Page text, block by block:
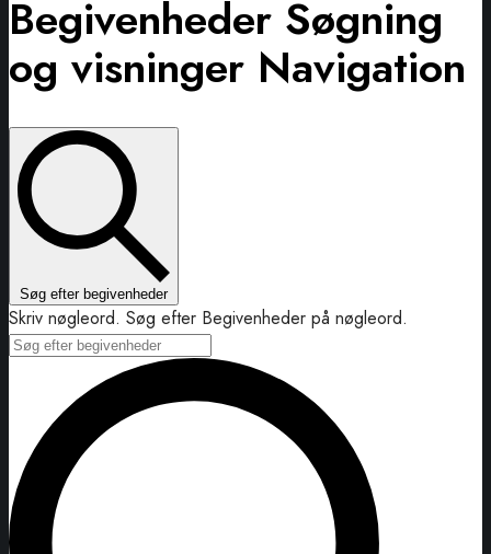
Begivenheder Søgning
og visninger Navigation
Søg efter begivenheder
Skriv nøgleord. Søg efter Begivenheder på nøgleord.